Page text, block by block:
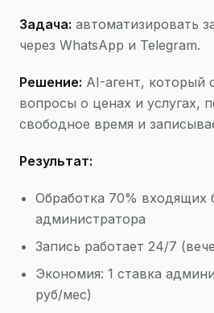
Задача: автоматизировать
через WhatsApp и Telegram.
Решение: AI-агент, который
вопросы о ценах и услугах,
свободное время и
Результат:
Обработка 70% входящих
администратора
Запись работает 24/7
Экономия: 1 ставка
руб/мес)